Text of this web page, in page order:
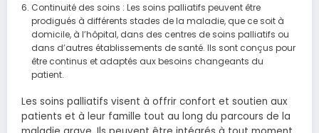
Continuité des soins : Les soins palliatifs peuvent être
prodigués à différents stades de la maladie, que ce soit à
domicile, à l’hôpital, dans des centres de soins palliatifs ou
dans d’autres établissements de santé. Ils sont conçus pour
être continus et adaptés aux besoins changeants du
patient.
Les soins palliatifs visent à offrir confort et soutien aux
patients et à leur famille tout au long du parcours de la